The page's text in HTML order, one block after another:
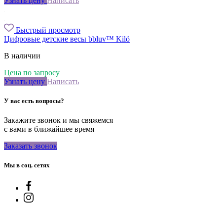
Быстрый просмотр
Цифровые детские весы bbluv™ Kilö
В наличии
Цена по запросу
Узнать цену Написать
У вас есть вопросы?
Закажите звонок и мы свяжемся
с вами в ближайшее время
Заказать звонок
Мы в соц. сетях